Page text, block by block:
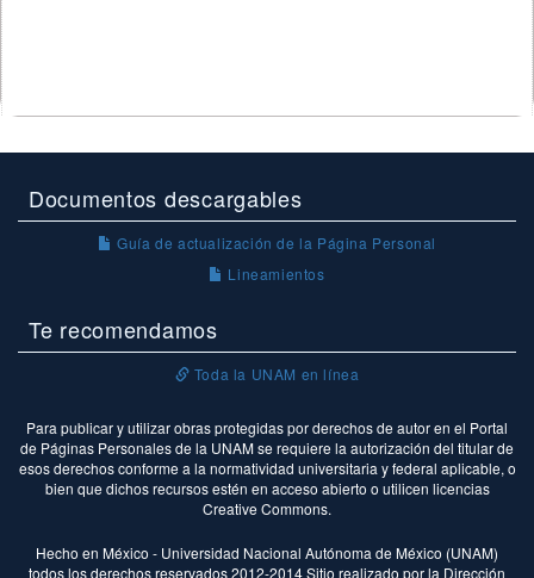
Documentos descargables
Guía de actualización de la Página Personal
Lineamientos
Te recomendamos
Toda la UNAM en línea
Para publicar y utilizar obras protegidas por derechos de autor en el Portal
de Páginas Personales de la UNAM se requiere la autorización del titular de
esos derechos conforme a la normatividad universitaria y federal aplicable, o
bien que dichos recursos estén en acceso abierto o utilicen licencias
Creative Commons.
Hecho en México - Universidad Nacional Autónoma de México (UNAM)
todos los derechos reservados 2012-2014 Sitio realizado por la Dirección